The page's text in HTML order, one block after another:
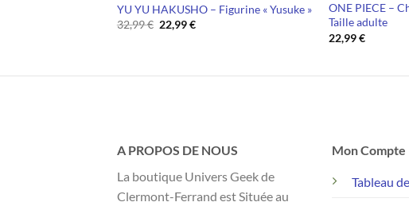
YU YU HAKUSHO – Figurine « Yusuke »
32,99€ Le
prix
22,99€Le
ONE PIECE –
Taille adulte
22,99€
A PROPOS DE NOUS
La boutique Univers Geek de
Clermont-Ferrand est Située au
Mon Compte
Tableau